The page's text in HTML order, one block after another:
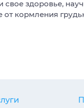
свое здоровье,
от кормления